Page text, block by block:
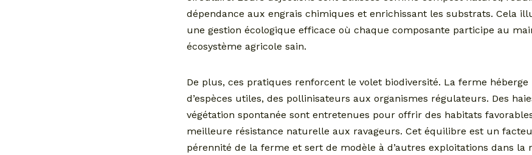
dépendance aux engrais chimiques et enrichissant les substrats. Cela
une gestion écologique efficace où chaque composante participe au
écosystème agricole sain.
De plus, ces pratiques renforcent le volet biodiversité. La ferme héberge
d’espèces utiles, des pollinisateurs aux organismes régulateurs. Des
végétation spontanée sont entretenues pour offrir des habitats
meilleure résistance naturelle aux ravageurs. Cet équilibre est un
pérennité de la ferme et sert de modèle à d’autres exploitations dans la